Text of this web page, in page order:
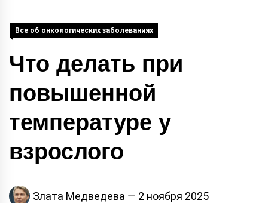
Все об онкологических заболеваниях
Что делать при
повышенной
температуре у
взрослого
Злата Медведева 2 ноября 2025